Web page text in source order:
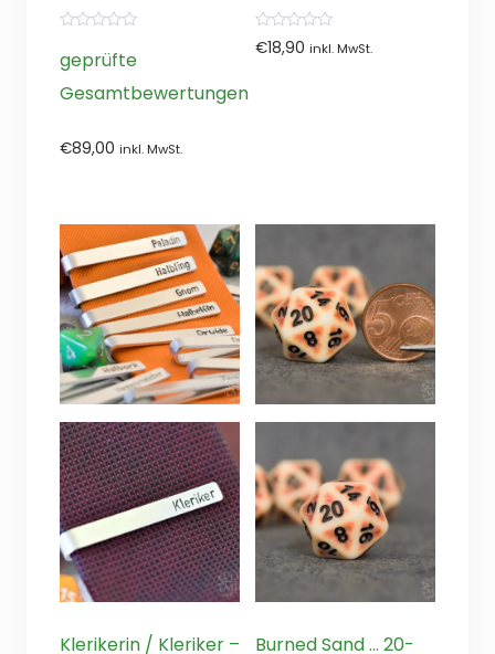
von
5
geprüfte
Gesamtbewertungen
€89,00 inkl. MwSt.
0
von
€18,90 inkl. MwSt.
Klerikerin / Kleriker – Burned Sand … 20-